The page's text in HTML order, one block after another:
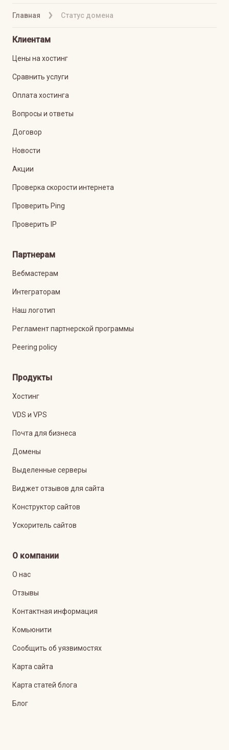
Главная Статус домена
Клиентам
Цены на хостинг
Сравнить услуги
Оплата хостинга
Вопросы и ответы
Договор
Новости
Акции
Проверка скорости интернета
Проверить Ping
Проверить IP
Партнерам
Вебмастерам
Интеграторам
Наш логотип
Регламент партнерской программы
Peering policy
Продукты
Хостинг
VDS и VPS
Почта для бизнеса
Домены
Выделенные серверы
Виджет отзывов для сайта
Конструктор сайтов
Ускоритель сайтов
О компании
О нас
Отзывы
Контактная информация
Комьюнити
Сообщить об уязвимостях
Карта сайта
Карта статей блога
Блог